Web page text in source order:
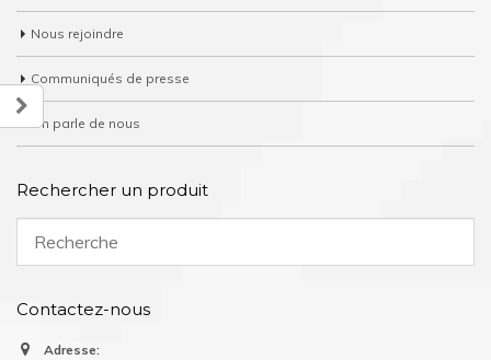
Nous rejoindre
Communiqués de presse
On parle de nous
Rechercher un produit
Contactez-nous
Adresse: